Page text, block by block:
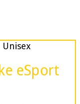
eSport